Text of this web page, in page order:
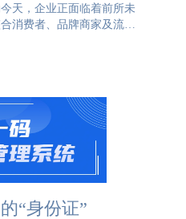
天，企业正面临着前所未
消费者、品牌商家及流通
销转型，同时确保产品的
到新的高度，已成为决定
“身份证”